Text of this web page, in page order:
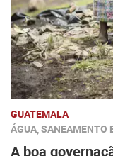
GUATEMALA
ÁGUA, SANEAMENTO
A boa